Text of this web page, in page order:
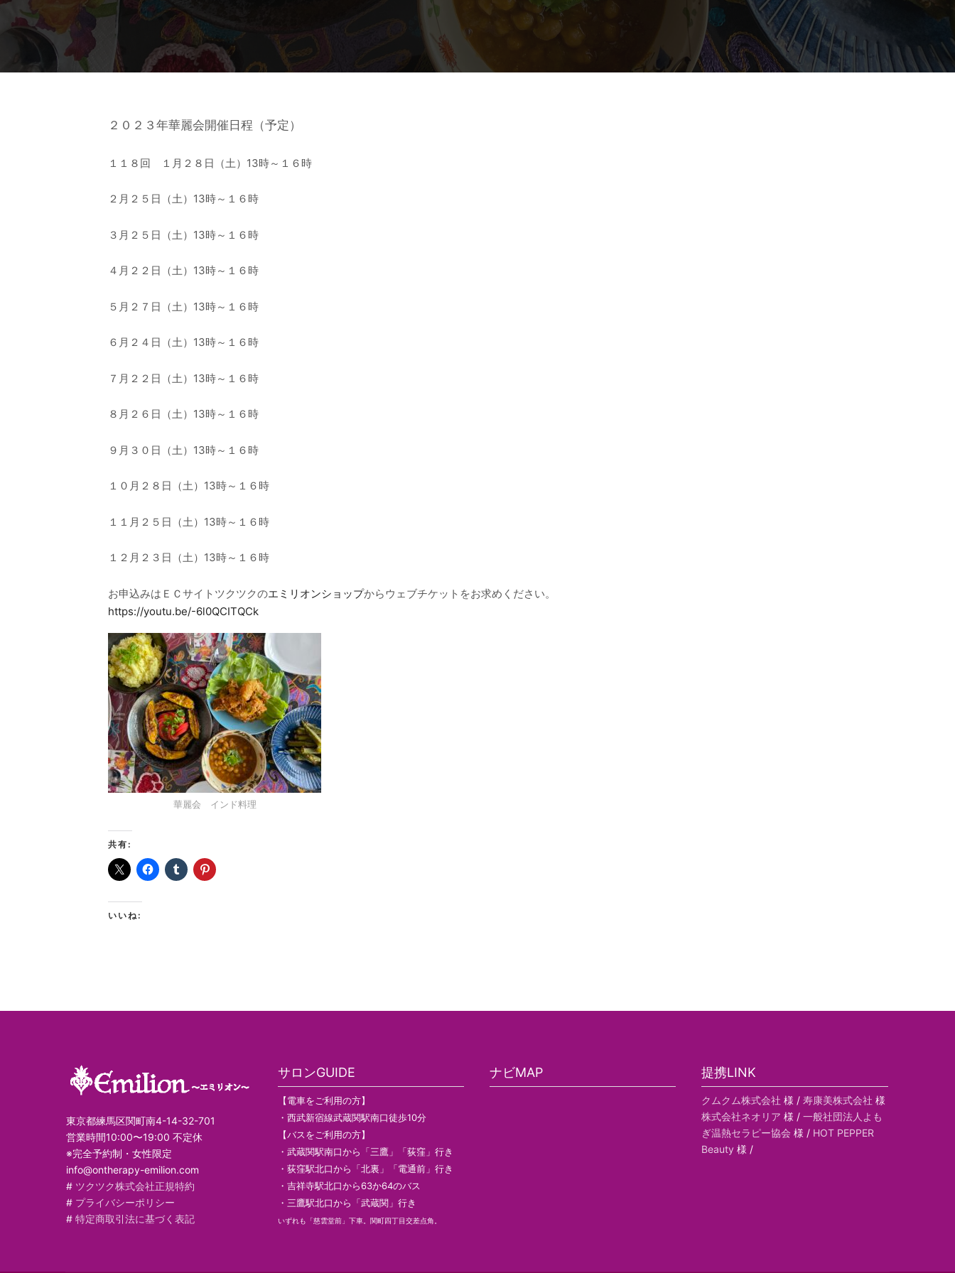
２０２３年華麗会開催日程（予定）
１１８回 １月２８日（土）13時～１６時
２月２５日（土）13時～１６時
３月２５日（土）13時～１６時
４月２２日（土）13時～１６時
５月２７日（土）13時～１６時
６月２４日（土）13時～１６時
７月２２日（土）13時～１６時
８月２６日（土）13時～１６時
９月３０日（土）13時～１６時
１０月２８日（土）13時～１６時
１１月２５日（土）13時～１６時
１２月２３日（土）13時～１６時
お申込みはＥＣサイトツクツクのエミリオンショップからウェブチケットをお求めください。
https://youtu.be/-6l0QCITQCk
華麗会 インド料理
共有:
いいね:
東京都練馬区関町南4-14-32-701
営業時間10:00〜19:00 不定休
※完全予約制・女性限定
info@ontherapy-emilion.com
# ツクツク株式会社正規特約
# プライバシーポリシー
#特定商取引法に基づく表記
サロンGUIDE
【電車をご利用の方】
・西武新宿線武蔵関駅南口徒歩10分
【バスをご利用の方】
・武蔵関駅南口から「三鷹」「荻窪」行き
・荻窪駅北口から「北裏」「電通前」行き
・吉祥寺駅北口から63か64のバス
・三鷹駅北口から「武蔵関」行き
いずれも「慈雲堂前」下車。関町四丁目交差点角。
ナビMAP 提携LINK
クムクム株式会社 様 /寿康美株式会社 様
株式会社ネオリア 様 /一般社団法人よも
ぎ温熱セラピー協会 様 / HOT PEPPER
Beauty 様 /